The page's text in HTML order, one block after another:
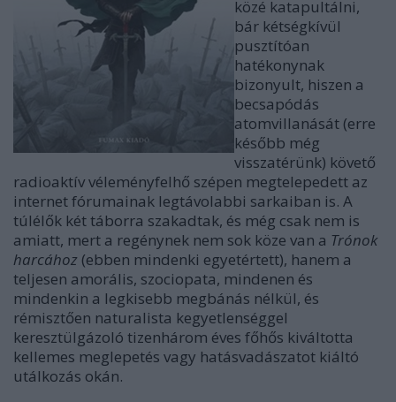
közé katapultálni,
bár kétségkívül
pusztítóan
hatékonynak
bizonyult, hiszen a
becsapódás
atomvillanását (erre
később még
visszatérünk) követő
radioaktív véleményfelhő szépen megtelepedett az
internet fórumainak legtávolabbi sarkaiban is. A
túlélők két táborra szakadtak, és még csak nem is
amiatt, mert a regénynek nem sok köze van a Trónok
harcához (ebben mindenki egyetértett), hanem a
teljesen amorális, szociopata, mindenen és
mindenkin a legkisebb megbánás nélkül, és
rémisztően naturalista kegyetlenséggel
keresztülgázoló tizenhárom éves főhős kiváltotta
kellemes meglepetés vagy hatásvadászatot kiáltó
utálkozás okán.